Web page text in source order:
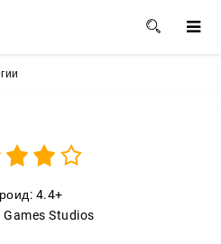
4.4+
Games Studios